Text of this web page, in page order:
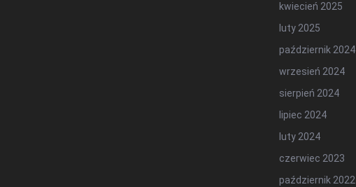
kwiecień 2025
luty 2025
październik 2024
wrzesień 2024
sierpień 2024
lipiec 2024
luty 2024
czerwiec 2023
październik 2022